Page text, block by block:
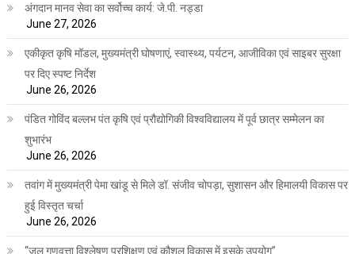
अंगदान मानव सेवा का सर्वोच्च कार्य: जे.पी. नड्डा
June 27, 2026
एकीकृत कृषि मॉडल, मुख्यमंत्री घोषणाएं, स्वास्थ्य, पर्यटन, आजीविका एवं साइबर सुरक्षा
पर दिए स्पष्ट निर्देश
June 26, 2026
पंडित गोविंद बल्लभ पंत कृषि एवं प्रौद्योगिकी विश्वविद्यालय में पूर्व छात्र सम्मेलन का
शुभारंभ
June 26, 2026
तवांग में मुख्यमंत्री पेमा खांडू से मिले डॉ. संजीव चोपड़ा, सुशासन और हिमालयी विकास पर
हुई विस्तृत चर्चा
June 26, 2026
“जल गुणवत्ता विश्लेषण प्रशिक्षण एवं कौशल विकास में इसके उपयोग”